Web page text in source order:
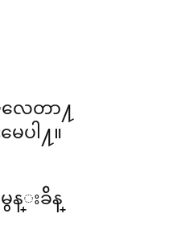
ေတာ႔
ပါ႔။
န္းခ်ိန္